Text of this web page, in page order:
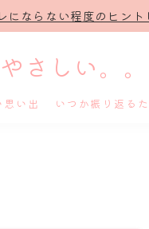
にならない程度のヒン
さしい。。
思い出 いつか振り返るた